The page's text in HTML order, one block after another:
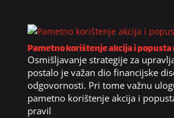
Pametno korištenje akcija i
Osmišljavanje strategije za
postalo je važan dio financijske
odgovornosti. Pri tome važnu
pametno korištenje akcija i
pravil